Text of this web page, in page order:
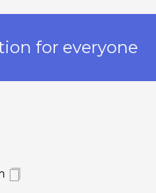
for everyone